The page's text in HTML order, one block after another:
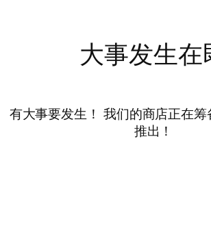
大事发生在
有大事要发生！ 我们的商店正在
推出！